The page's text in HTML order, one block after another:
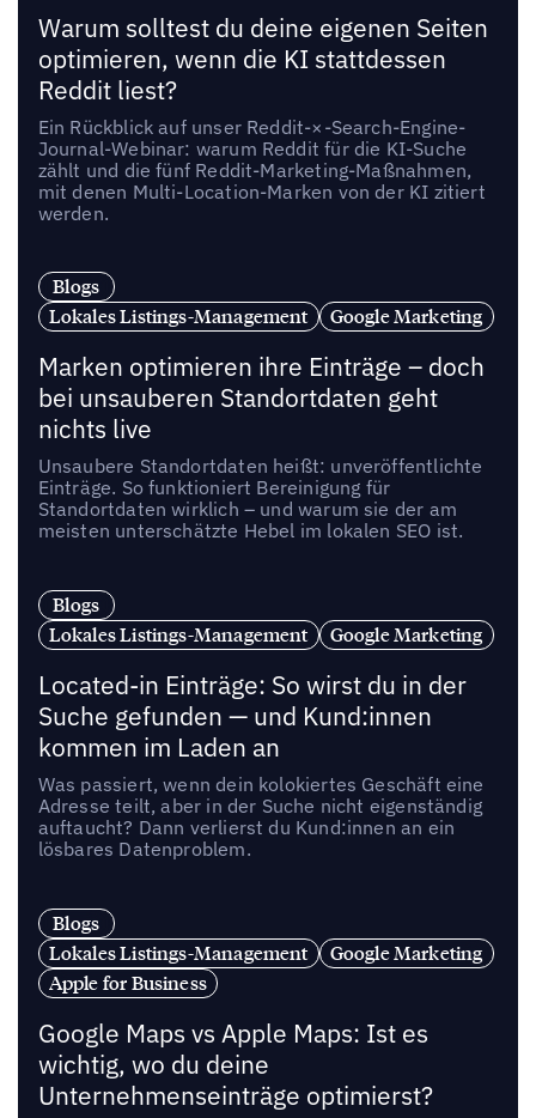
Warum solltest du deine eigenen Seiten
optimieren, wenn die KI stattdessen
Reddit liest?
Ein Rückblick auf unser Reddit-×-Search-Engine-
Journal-Webinar: warum Reddit für die KI-Suche
zählt und die fünf Reddit-Marketing-Maßnahmen,
mit denen Multi-Location-Marken von der KI zitiert
werden.
Blogs
Lokales Listings-Management
Google Marketing
Marken optimieren ihre Einträge – doch
bei unsauberen Standortdaten geht
nichts live
Unsaubere Standortdaten heißt: unveröffentlichte
Einträge. So funktioniert Bereinigung für
Standortdaten wirklich – und warum sie der am
meisten unterschätzte Hebel im lokalen SEO ist.
Blogs
Lokales Listings-Management
Google Marketing
Located-in Einträge: So wirst du in der
Suche gefunden — und Kund:innen
kommen im Laden an
Was passiert, wenn dein kolokiertes Geschäft eine
Adresse teilt, aber in der Suche nicht eigenständig
auftaucht? Dann verlierst du Kund:innen an ein
lösbares Datenproblem.
Blogs
Lokales Listings-Management
Google Marketing
Apple for Business
Google Maps vs Apple Maps: Ist es
wichtig, wo du deine
Unternehmenseinträge optimierst?